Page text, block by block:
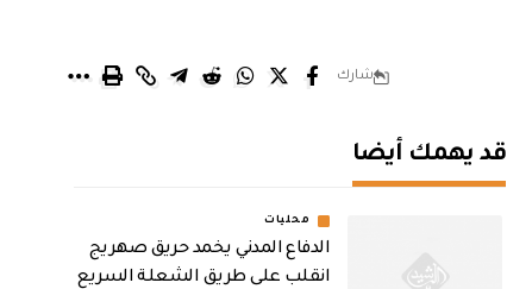
شارك
قد يهمك أيضا
محليات
الدفاع المدني يخمد حريق صهريج
انقلب على طريق الشعلة السريع